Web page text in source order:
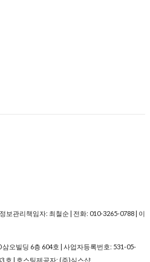
보관리책임자: 최철순 | 전화: 010-3265-0788 | 이
오빌딩 6층 604호 | 사업자등록번호: 531-05-
호 | 호스팅제공자: (주)식스샵